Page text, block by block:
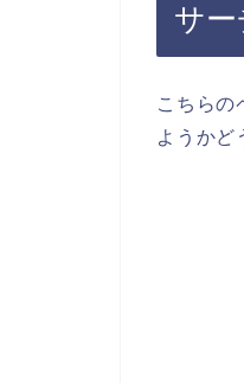
サ
こちらの
ようかど